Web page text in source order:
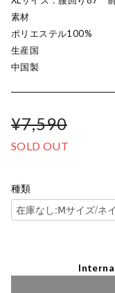
素材
ポリエステル100%
生産国
中国製
¥7,590
SOLD OUT
種類